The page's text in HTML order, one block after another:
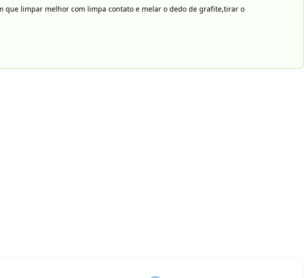
que limpar melhor com limpa contato e melar o dedo de grafite,tirar o